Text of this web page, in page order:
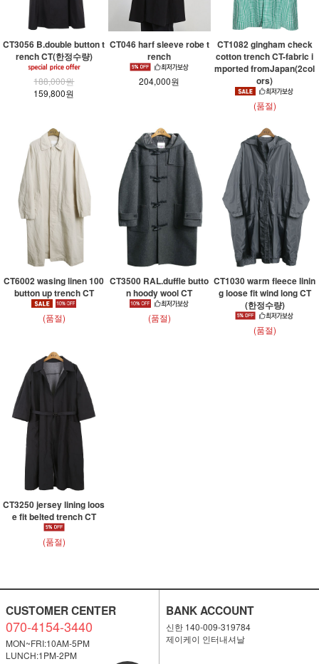
CT3056 B.double button t
rench CT(한정수량)
188,000원
159,800원
CT046 harf sleeve robe t
rench
204,000원
CT1082 gingham check
cotton trench CT-fabric i
mported fromJapan(2col
ors)
(품절)
CT6002 wasing linen 100
button up trench CT
(품절)
CT3500 RAL.duffle butto
n hoody wool CT
(품절)
CT1030 warm fleece linin
g loose fit wind long CT
(한정수량)
(품절)
CT3250 jersey lining loos
e fit belted trench CT
(품절)
CUSTOMER CENTER
070-4154-3440
MON~FRI:10AM-5PM
LUNCH:1PM-2PM
BANK ACCOUNT
신한 140-009-319784
제이케이 인터내셔날